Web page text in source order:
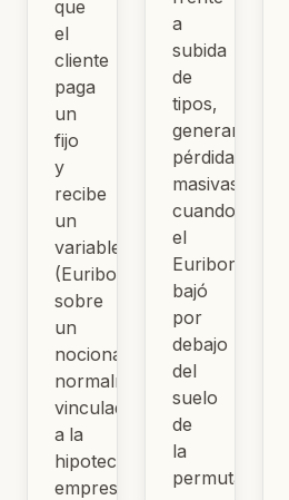
que
el
cliente
paga
un
fijo
y
recibe
un
variable
(Euribor)
sobre
un
nocional,
normalmente
vinculado
a la
hipoteca
empresarial.
a
subida
de
tipos,
generaron
pérdidas
masivas
cuando
el
Euribor
bajó
por
debajo
del
suelo
de
la
permuta.